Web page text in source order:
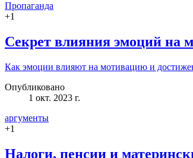
Пропаганда
+1
Секрет влияния эмоций на
Как эмоции влияют на мотивацию и
Опубликовано
1 окт. 2023 г.
аргументы
+1
Налоги, пенсии и